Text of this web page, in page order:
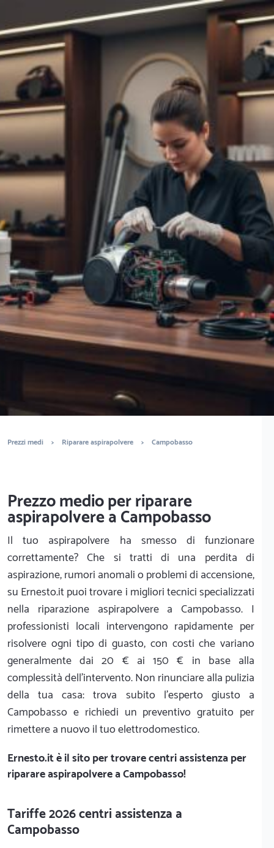
Quanto costa riparare
aspirapolvere a
Campobasso? Prezzi e
tariffe 2026
Il costo medio per riparare aspirapolvere va da
20€ a 150€
Vuoi sapere il prezzo preciso per riparare aspirapolvere? Ottieni
preventivi gratuiti.
È completamente gratuito
Trova centri assistenza
Prezzi medi > Riparare aspirapolvere > Campobasso
Prezzo medio per riparare
aspirapolvere a Campobasso
Il tuo aspirapolvere ha smesso di funzionare
correttamente? Che si tratti di una perdita di
aspirazione, rumori anomali o problemi di accensione,
su Ernesto.it puoi trovare i migliori tecnici specializzati
nella riparazione aspirapolvere a Campobasso. I
professionisti locali intervengono rapidamente per
risolvere ogni tipo di guasto, con costi che variano
generalmente dai 20 € ai 150 € in base alla
complessità dell'intervento. Non rinunciare alla pulizia
della tua casa: trova subito l'esperto giusto a
Campobasso e richiedi un preventivo gratuito per
rimettere a nuovo il tuo elettrodomestico.
Ernesto.itè il sito per trovare centri assistenza per
riparare aspirapolvere a Campobasso!
Tariffe 2026 centri assistenza a
Campobasso